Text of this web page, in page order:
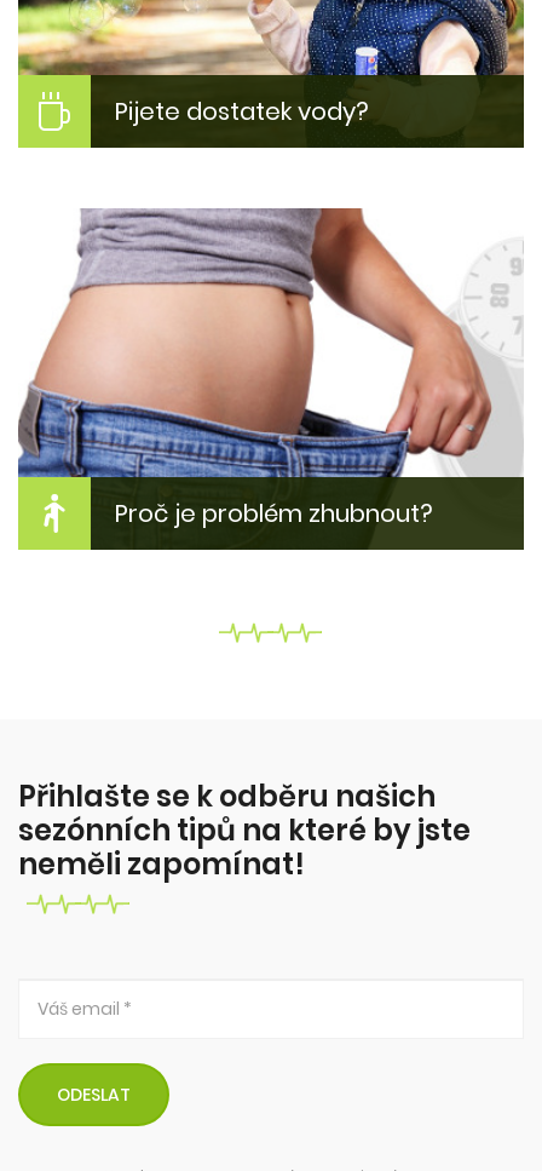
Pijete dostatek vody?
Máte dobrý pitný režim?
Pití čísté vody může být pro něho problém. Proč?
Kolik toho vypít? A jak to změnit?
Více zde...
Proč je problém zhubnout?
Přihlašte se k odběru našich
sezónních tipů na které by jste
neměli zapomínat!